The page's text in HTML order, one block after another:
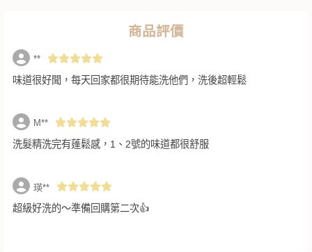
商品評價
️**
味道很好聞，每天回家都很期待能洗他們，洗後超輕鬆
M**
洗髮精洗完有蓬鬆感，1、2號的味道都很舒服
瑛**
超級好洗的～準備回購第二次👍